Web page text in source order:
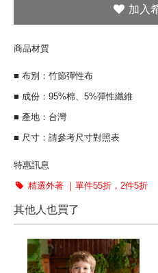
商品材質
■ 布別：竹節彈性布
■ 成份：95%棉、5%彈性纖維
■ 產地：台灣
■ 尺寸：請參考尺寸對照表
特惠訊息
精選外著 ｜單件55折，2件5折
其他人也買了